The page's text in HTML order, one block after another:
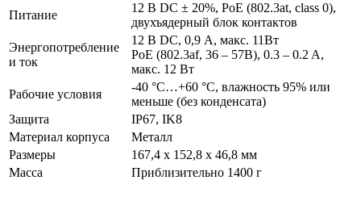
Питание
12 В DC ± 20%, PoE (802.3at, class 0),
двухъядерный блок контактов
Энергопотребление
и ток
12 В DC, 0,9 А, макс. 11Вт
PoE (802.3af, 36 – 57В), 0.3 – 0.2 A,
макс. 12 Вт
Рабочие условия
-40 °C…+60 °C, влажность 95% или
меньше (без конденсата)
Защита
IP67, IK8
Материал корпуса
Металл
Размеры
167,4 х 152,8 х 46,8 мм
Масса
Приблизительно 1400 г